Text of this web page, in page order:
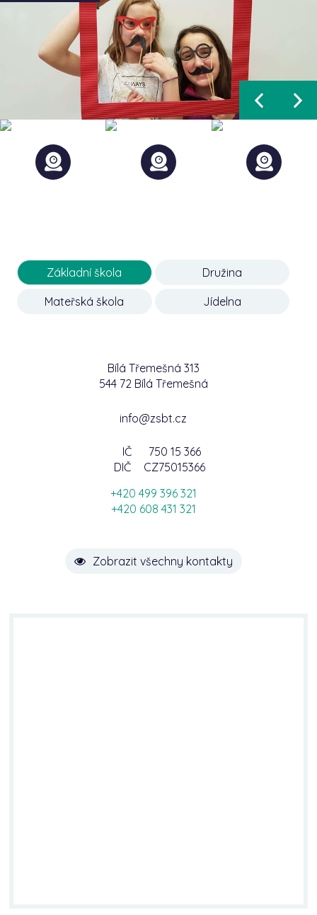
Základní škola Družina
Mateřská škola Jídelna
Bílá Třemešná 313
544 72 Bílá Třemešná
info@zsbt.cz
IČ
750 15 366
DIČ
CZ75015366
+420 499 396 321
+420 608 431 321
Zobrazit všechny kontakty